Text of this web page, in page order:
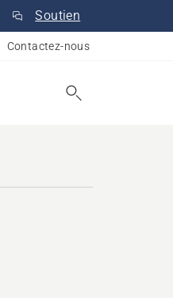
Soutien
Contactez-nous